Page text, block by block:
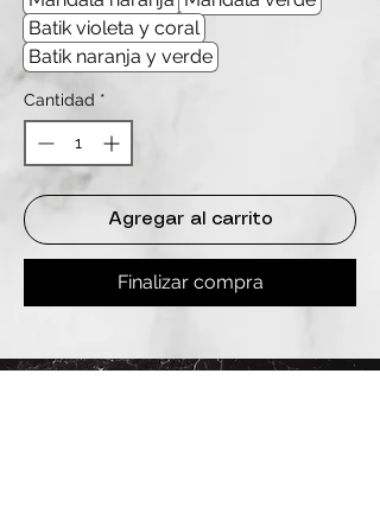
Batik violeta y coral
Batik naranja y verde
Cantidad *
Agregar al carrito
Finalizar compra